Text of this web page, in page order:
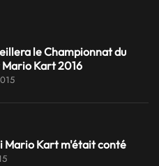
le Championnat du
Mario Kart 2016
Mario Kart m'était conté